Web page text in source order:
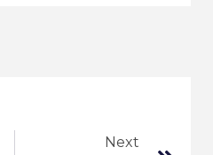
Next